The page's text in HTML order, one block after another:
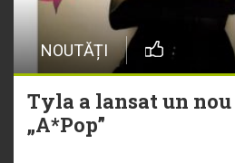
NOUTĂȚI
Tyla a lansat un nou
„A*Pop”